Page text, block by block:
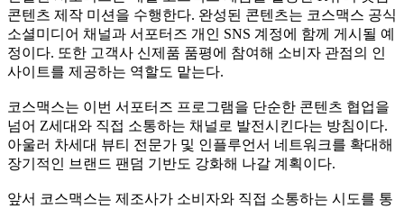
콘텐츠 제작 미션을 수행한다. 완성된 콘텐츠는 코스맥스 공식
소셜미디어 채널과 서포터즈 개인 SNS 계정에 함께 게시될 예
정이다. 또한 고객사 신제품 품평에 참여해 소비자 관점의 인
사이트를 제공하는 역할도 맡는다.
코스맥스는 이번 서포터즈 프로그램을 단순한 콘텐츠 협업을
넘어 Z세대와 직접 소통하는 채널로 발전시킨다는 방침이다.
아울러 차세대 뷰티 전문가 및 인플루언서 네트워크를 확대해
장기적인 브랜드 팬덤 기반도 강화해 나갈 계획이다.
앞서 코스맥스는 제조사가 소비자와 직접 소통하는 시도를 통